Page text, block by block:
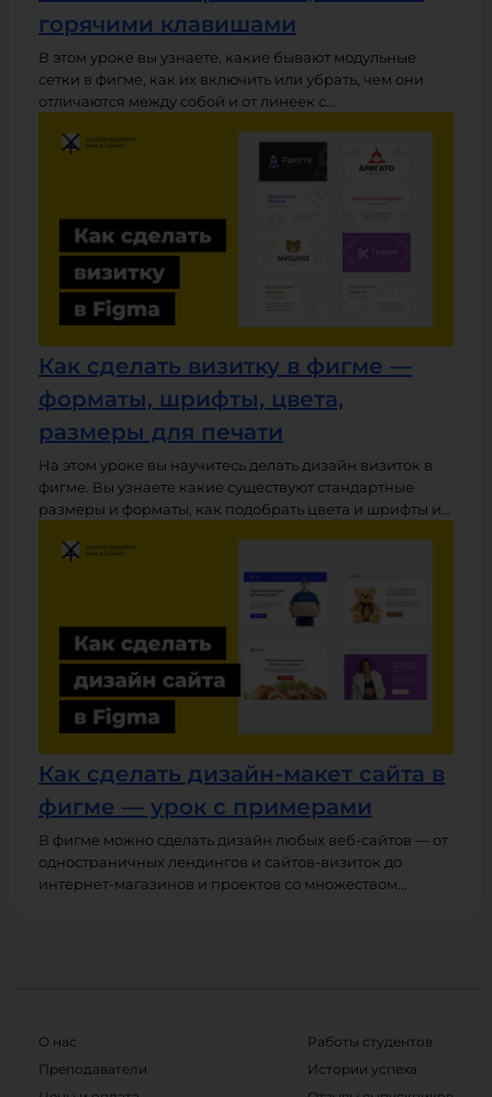
горячими клавишами
В этом уроке вы узнаете, какие бывают модульные
сетки в фигме, как их включить или убрать, чем они
отличаются между собой и от линеек с
горячие клавиши для работы с сетками и
направляющими и узнаем, какие размеры лучше
Как сделать визитку в фигме —
форматы, шрифты, цвета,
размеры для печати
На этом уроке вы научитесь делать дизайн визиток в
фигме. Вы узнаете какие существуют стандартные
размеры и форматы, как подобрать цвета и шрифты и
формат этого урока содержит подробную инструкцию
по созданию визиток, а в конце вас ждет домашнее
задание, на котором вы сделаете свои собственные
Как сделать дизайн-макет сайта в
фигме — урок с примерами
В фигме можно сделать дизайн любых веб-сайтов — от
одностраничных лендингов и сайтов-визиток до
интернет-магазинов и проектов со множеством
О нас
Преподаватели
Работы студентов
Истории успеха